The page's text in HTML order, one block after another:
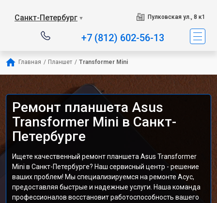
Санкт-Петербург ▼ Пулковская ул., 8 к1
+7 (812) 602-56-13
Главная / Планшет / Transformer Mini
Ремонт планшета Asus
Transformer Mini в Санкт-
Петербурге
Ищете качественный ремонт планшета Asus Transformer
Mini в Санкт-Петербурге? Наш сервисный центр - решение
ваших проблем! Мы специализируемся на ремонте Асус,
предоставляя быстрые и надежные услуги. Наша команда
профессионалов восстановит работоспособность вашего